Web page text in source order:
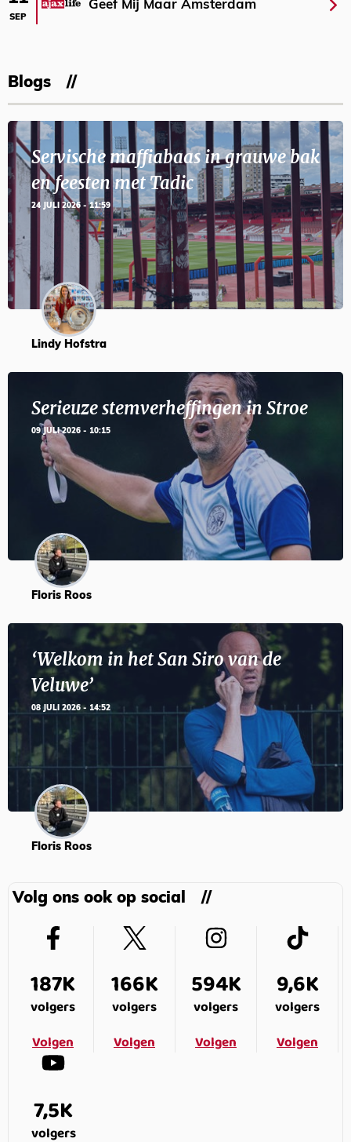
SEP
Geef Mij Maar Amsterdam
Blogs
Servische maffiabaas in grauwe bak
en feesten met Tadic
24 JULI 2026 - 11:59
Lindy Hofstra
Serieuze stemverheffingen in Stroe
09 JULI 2026 - 10:15
Floris Roos
‘Welkom in het San Siro van de
Veluwe’
08 JULI 2026 - 14:52
Floris Roos
Volg ons ook op social
187K
volgers
Volgen
166K
volgers
Volgen
594K
volgers
Volgen
9,6K
volgers
Volgen
7,5K
volgers